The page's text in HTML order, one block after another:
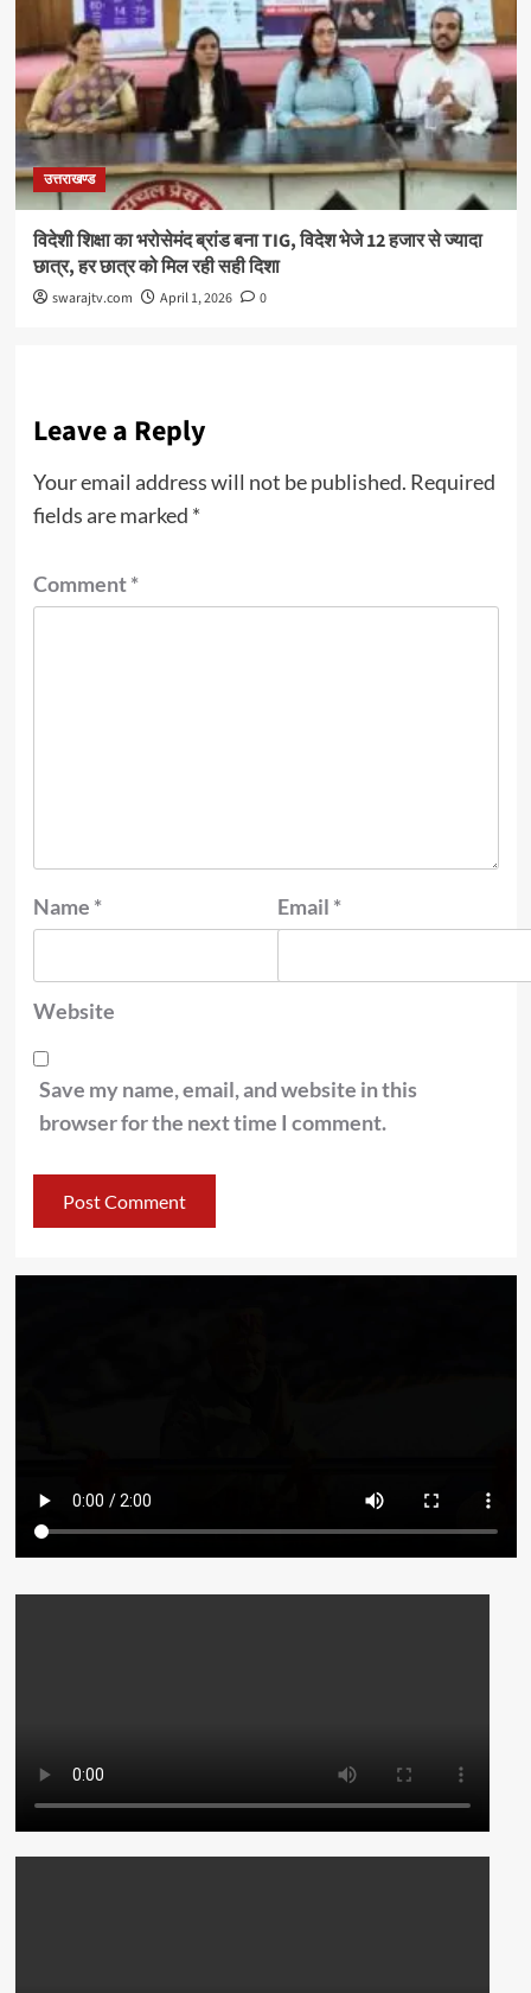
उत्तराखण्ड
विदेशी शिक्षा का भरोसेमंद ब्रांड बना TIG, विदेश भेजे 12 हजार से ज्यादा
छात्र, हर छात्र को मिल रही सही दिशा
swarajtv.com April 1, 2026 0
Leave a Reply
Your email address will not be published. Required
fields are marked *
Comment*
Name * Email *
Website
Save my name, email, and website in this
browser for the next time I comment.